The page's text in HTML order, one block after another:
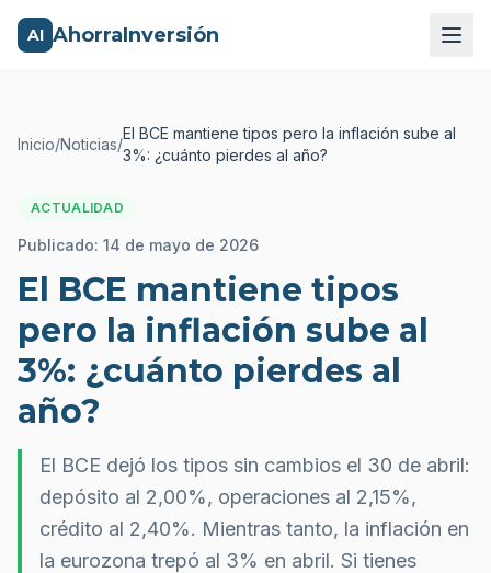
AI AhorraInversión
Inicio/Noticias/
El BCE mantiene tipos pero la inflación sube al
3%: ¿cuánto pierdes al año?
ACTUALIDAD
Publicado: 14 de mayo de 2026
El BCE mantiene tipos
pero la inflación sube al
3%: ¿cuánto pierdes al
año?
El BCE dejó los tipos sin cambios el 30 de abril:
depósito al 2,00%, operaciones al 2,15%,
crédito al 2,40%. Mientras tanto, la inflación en
la eurozona trepó al 3% en abril. Si tienes